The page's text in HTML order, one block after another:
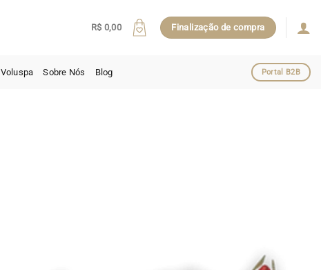
R$ 0,00 Finalização de compra
Voluspa Sobre Nós Blog Portal B2B